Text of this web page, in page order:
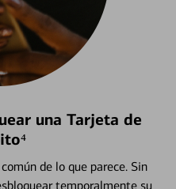
una Tarjeta de
de lo que parece. Sin
temporalmente su